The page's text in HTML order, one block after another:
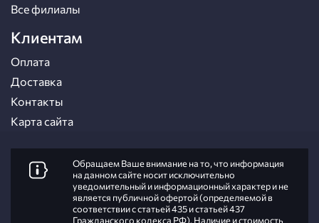
Все филиалы
Клиентам
Оплата
Доставка
Контакты
Карта сайта
Обращаем Ваше внимание на то, что информация
на данном сайте носит исключительно
уведомительный и информационный характер и не
является публичной офертой (определяемой в
соответствии с статьей 435 и статьей 437
Гражданского кодекса РФ). Наличие и стоимость